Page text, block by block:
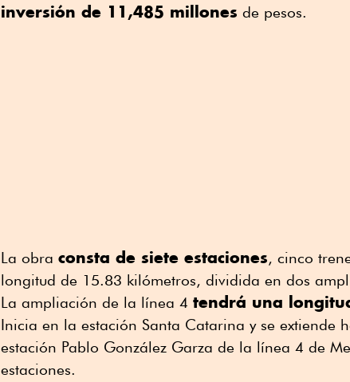
inversión de 11,485 millones de pesos.
La obra consta de siete estaciones, cinco
longitud de 15.83 kilómetros, dividida en dos
La ampliación de la línea 4 tendrá una
Inicia en la estación Santa Catarina y se extiende
estación Pablo González Garza de la línea 4 de
estaciones.